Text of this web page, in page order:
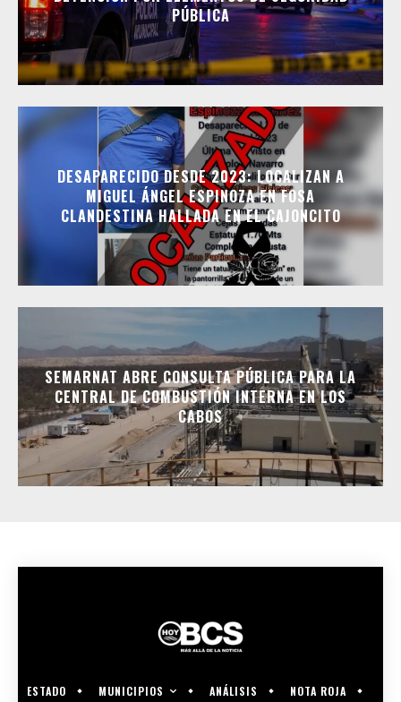
PÚBLICA
DESAPARECIDO DESDE 2023: LOCALIZAN A
MIGUEL ÁNGEL ESPINOZA EN FOSA
CLANDESTINA HALLADA EN EL CAJONCITO
SEMARNAT ABRE CONSULTA PÚBLICA PARA LA
CENTRAL DE COMBUSTIÓN INTERNA EN LOS
CABOS
ESTADO MUNICIPIOS ANÁLISIS NOTA ROJA